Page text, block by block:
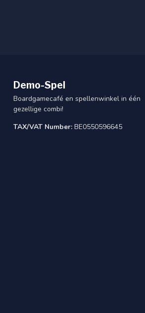
Demo-Spel
Boardgamecafé en spellenwinkel in één
gezellige combi!
TAX/VAT Number: BE0550596645